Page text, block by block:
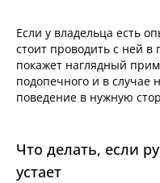
Если у владельца есть
стоит проводить с ней
покажет наглядный
подопечного и в случае
поведение в нужную
Что делать, если
устает